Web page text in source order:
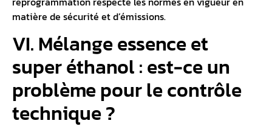
matière de sécurité et d’émissions.
VI. Mélange essence et
super éthanol : est-ce un
problème pour le contrôle
technique ?